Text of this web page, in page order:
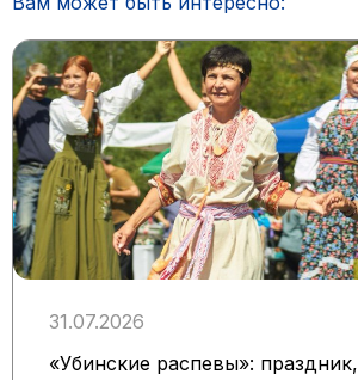
31.07.2026
«Убинские распевы»: праздник,